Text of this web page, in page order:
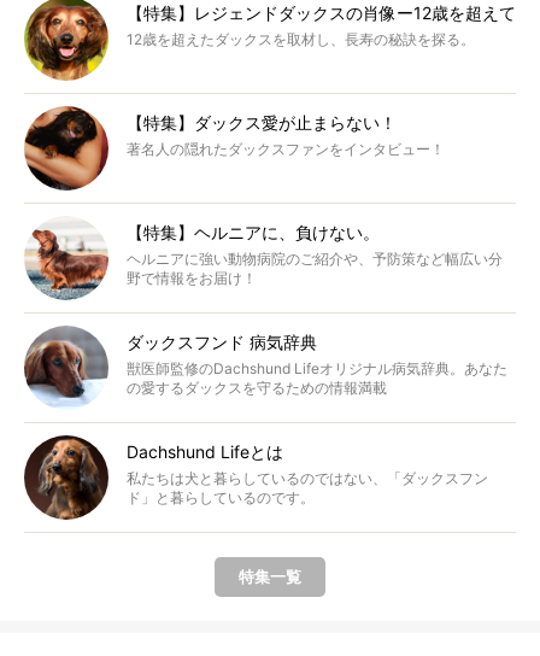
【特集】レジェンドダックスの肖像ー12歳を超えて
12歳を超えたダックスを取材し、長寿の秘訣を探る。
【特集】ダックス愛が止まらない！
著名人の隠れたダックスファンをインタビュー！
【特集】ヘルニアに、負けない。
ヘルニアに強い動物病院のご紹介や、予防策など幅広い分
野で情報をお届け！
ダックスフンド 病気辞典
獣医師監修のDachshund Lifeオリジナル病気辞典。あなた
の愛するダックスを守るための情報満載
Dachshund Lifeとは
私たちは犬と暮らしているのではない、「ダックスフン
ド」と暮らしているのです。
特集一覧